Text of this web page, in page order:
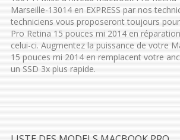
Marseille-13014 en EXPRESS par nos
techniciens vous proposeront toujours
Pro Retina 15 pouces mi 2014 en
celui-ci. Augmentez la puissance de votre
15 pouces mi 2014 en remplacent votre
un SSD 3x plus rapide.